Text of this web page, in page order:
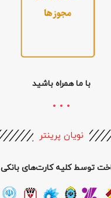
با ما همراه باشید
نویان پرینتر
توسط کلیه کارت‌های بانکی